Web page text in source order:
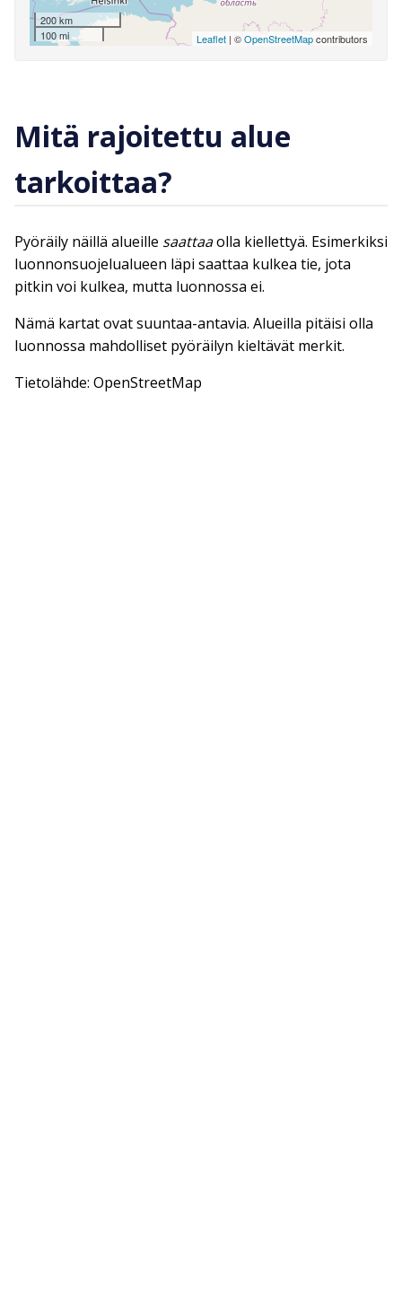
200 km
100 mi
Leaflet | ©OpenStreetMapcontributors
Mitä rajoitettu alue
tarkoittaa?
Pyöräily näillä alueille saattaaolla kiellettyä. Esimerkiksi
luonnonsuojelualueen läpi saattaa kulkea tie, jota
pitkin voi kulkea, mutta luonnossa ei.
Nämä kartat ovat suuntaa-antavia. Alueilla pitäisi olla
luonnossa mahdolliset pyöräilyn kieltävät merkit.
Tietolähde: OpenStreetMap